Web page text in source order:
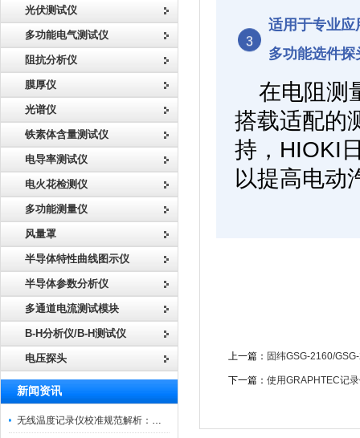
光伏测试仪
多功能电气测试仪
阻抗分析仪
膜厚仪
光谱仪
铁素体含量测试仪
电导率测试仪
电火花检测仪
多功能测量仪
风量罩
半导体特性曲线图示仪
半导体参数分析仪
多通道电流测试模块
B-H分析仪/B-H测试仪
电压探头
新闻资讯
无线温度记录仪校准规范解析：从多点比对到不确定度评定的实操流程
3
适用于专业应
多功能选件探
在电阻测
搭载适配的
持，HIOKI
以提高电动
上一篇： 固纬GSG-2160/
下一篇： 使用GRAPHTEC记